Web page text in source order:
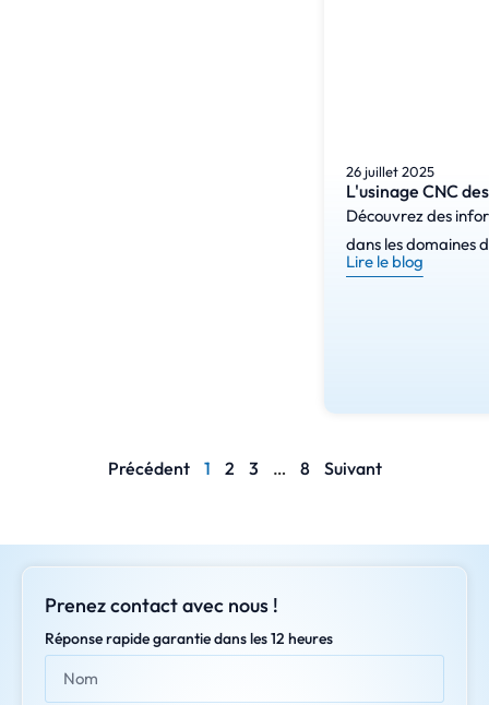
26 juillet 2025
L'usinage CNC
Découvrez des
dans les domaines
Lire le blog
Précédent 1 2 3 … 8 Suivant
Prenez contact avec nous !
Réponse rapide garantie dans les 12 heures